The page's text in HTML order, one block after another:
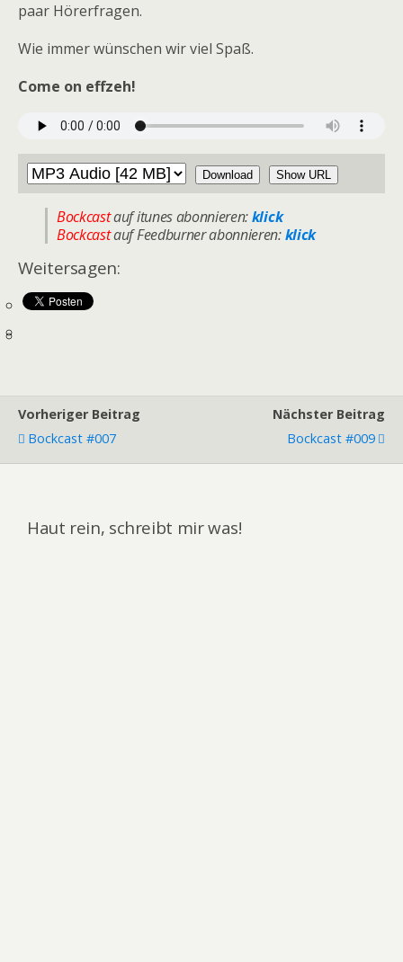
paar Hörerfragen.
Wie immer wünschen wir viel Spaß.
Come on effzeh!
Download Show URL
Bockcastauf itunes abonnieren:klick
Bockcastauf Feedburner abonnieren:klick
Weitersagen:
Vorheriger Beitrag
Bockcast #007
Nächster Beitrag
Bockcast #009
Haut rein, schreibt mir was!